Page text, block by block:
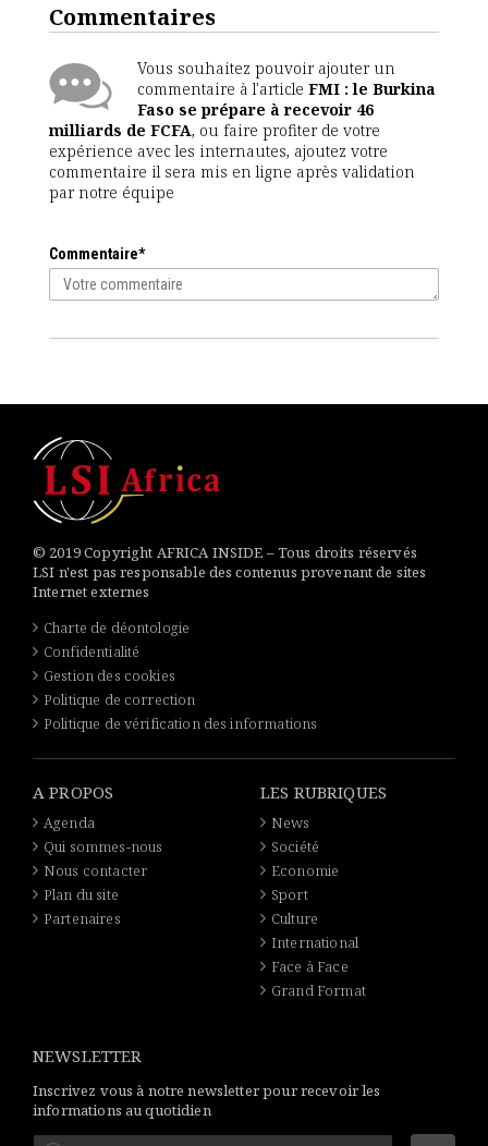
Commentaires
Vous souhaitez pouvoir ajouter un
commentaire à l'article FMI : le Burkina
Faso se prépare à recevoir 46
milliards de FCFA, ou faire profiter de votre
expérience avec les internautes, ajoutez votre
commentaire il sera mis en ligne après validation
par notre équipe
Commentaire*
© 2019 Copyright AFRICA INSIDE – Tous droits réservés
LSI n'est pas responsable des contenus provenant de sites
Internet externes
Charte de déontologie
Confidentialité
Gestion des cookies
Politique de correction
Politique de vérification des informations
A PROPOS
Agenda
Qui sommes-nous
Nous contacter
Plan du site
Partenaires
LES RUBRIQUES
News
Société
Economie
Sport
Culture
International
Face à Face
Grand Format
NEWSLETTER
Inscrivez vous à notre newsletter pour recevoir les
informations au quotidien